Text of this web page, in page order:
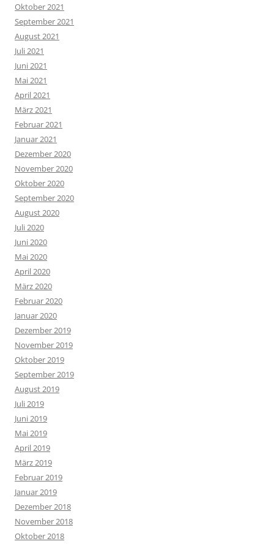
Oktober 2021
September 2021
August 2021
Juli 2021
Juni 2021
Mai 2021
April 2021
März 2021
Februar 2021
Januar 2021
Dezember 2020
November 2020
Oktober 2020
September 2020
August 2020
Juli 2020
Juni 2020
Mai 2020
April 2020
März 2020
Februar 2020
Januar 2020
Dezember 2019
November 2019
Oktober 2019
September 2019
August 2019
Juli 2019
Juni 2019
Mai 2019
April 2019
März 2019
Februar 2019
Januar 2019
Dezember 2018
November 2018
Oktober 2018